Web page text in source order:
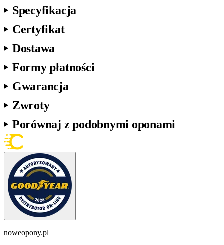
Specyfikacja
Certyfikat
Dostawa
Formy płatności
Gwarancja
Zwroty
Porównaj z podobnymi oponami
noweopony.pl